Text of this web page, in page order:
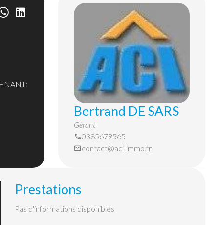
Bertrand DE SARS
Gérant
0385679565
contact@aci-immo.fr
Prestations
Pas d'informations disponibles